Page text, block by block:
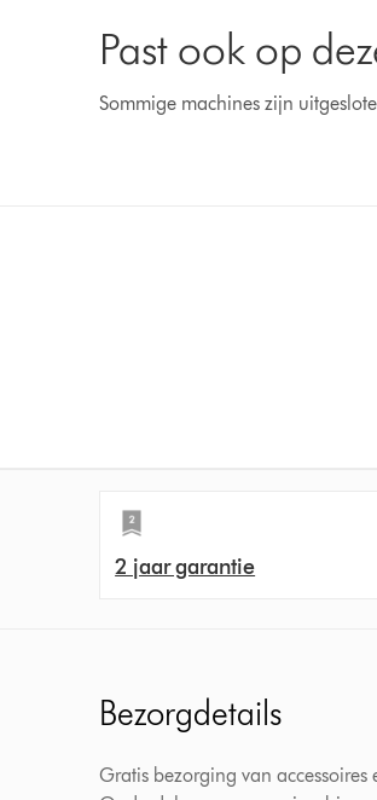
Past ook op
Sommige machines zijn
2 jaar garantie
Bezorgdetails
Gratis bezorging van accessoires